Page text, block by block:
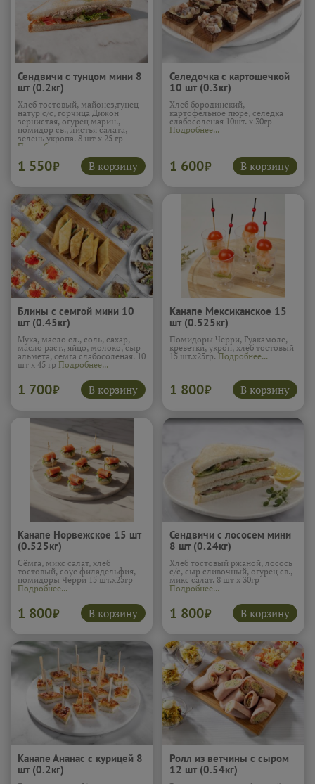
Сендвичи с тунцом мини 8
шт (0.2кг)
Хлеб тостовый, майонез,тунец
натур с/с, горчица Дижон
зернистая, огурец марин.,
помидор св., листья салата,
зелень укропа. 8 шт х 25 гр
Подробнее...
1 550₽ В корзину
Селедочка с картошечкой
10 шт (0.3кг)
Хлеб бородинский,
картофельное пюре, селедка
слабосоленая 10шт. х 30гр
Подробнее...
1 600₽ В корзину
Блины с семгой мини 10
шт (0.45кг)
Мука, масло сл., соль, сахар,
масло раст., яйцо, молоко, сыр
альмета, семга слабосоленая. 10
шт х 45 гр Подробнее...
1 700₽ В корзину
Канапе Мексиканское 15
шт (0.525кг)
Помидоры Черри, Гуакамоле,
креветки, укроп, хлеб тостовый
15 шт.х25гр. Подробнее...
1 800₽ В корзину
Канапе Норвежское 15 шт
(0.525кг)
Сёмга, микс салат, хлеб
тостовый, соус филадельфия,
помидоры Черри 15 шт.х25гр
Подробнее...
1 800₽ В корзину
Сендвичи с лососем мини
8 шт (0.24кг)
Хлеб тостовый ржаной, лосось
с/с, сыр сливочный, огурец св.,
микс салат. 8 шт х 30гр
Подробнее...
1 800₽ В корзину
Канапе Ананас с курицей 8
шт (0.2кг)
Ролл из ветчины с сыром
12 шт (0.54кг)